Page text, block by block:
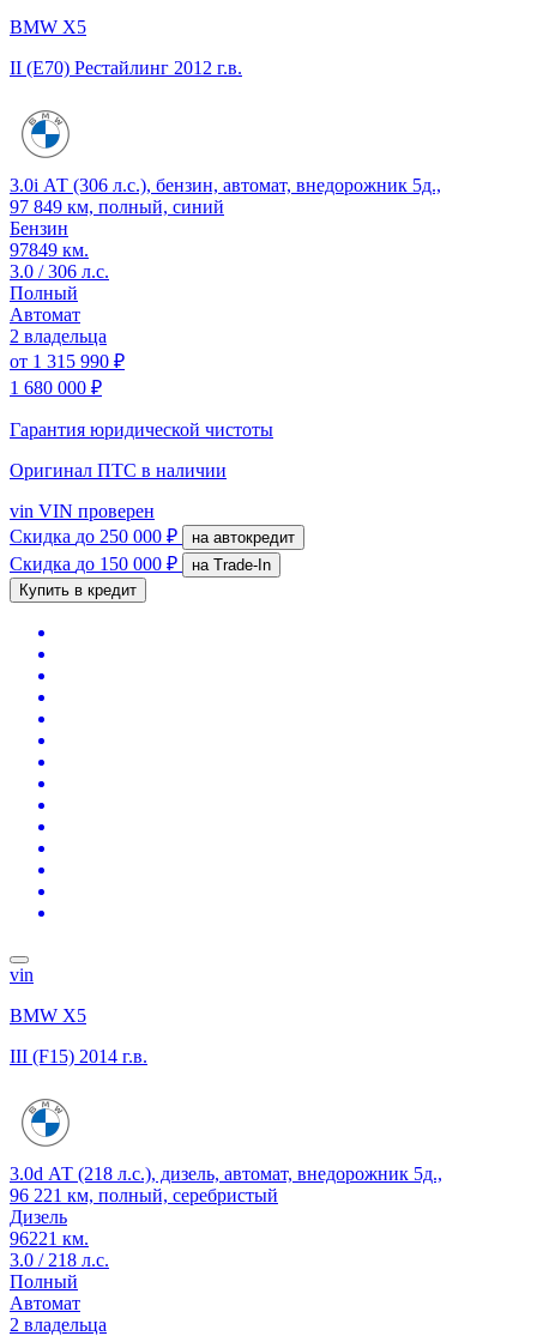
BMW X5
II (E70) Рестайлинг 2012 г.в.
3.0i АТ (306 л.с.), бензин, автомат, внедорожник 5д.,
97 849 км, полный, синий
Бензин
97849 км.
3.0 / 306 л.с.
Полный
Автомат
2 владельца
от 1 315 990 ₽
1 680 000 ₽
Гарантия юридической чистоты
Оригинал ПТС в наличии
vin VIN проверен
Скидка до 250 000 ₽ на автокредит
Скидка до 150 000 ₽
на Trade-In
Купить в кредит
vin
BMW X5
III (F15) 2014 г.в.
3.0d АТ (218 л.с.), дизель, автомат, внедорожник 5д.,
96 221 км, полный, серебристый
Дизель
96221 км.
3.0 / 218 л.с.
Полный
Автомат
2 владельца